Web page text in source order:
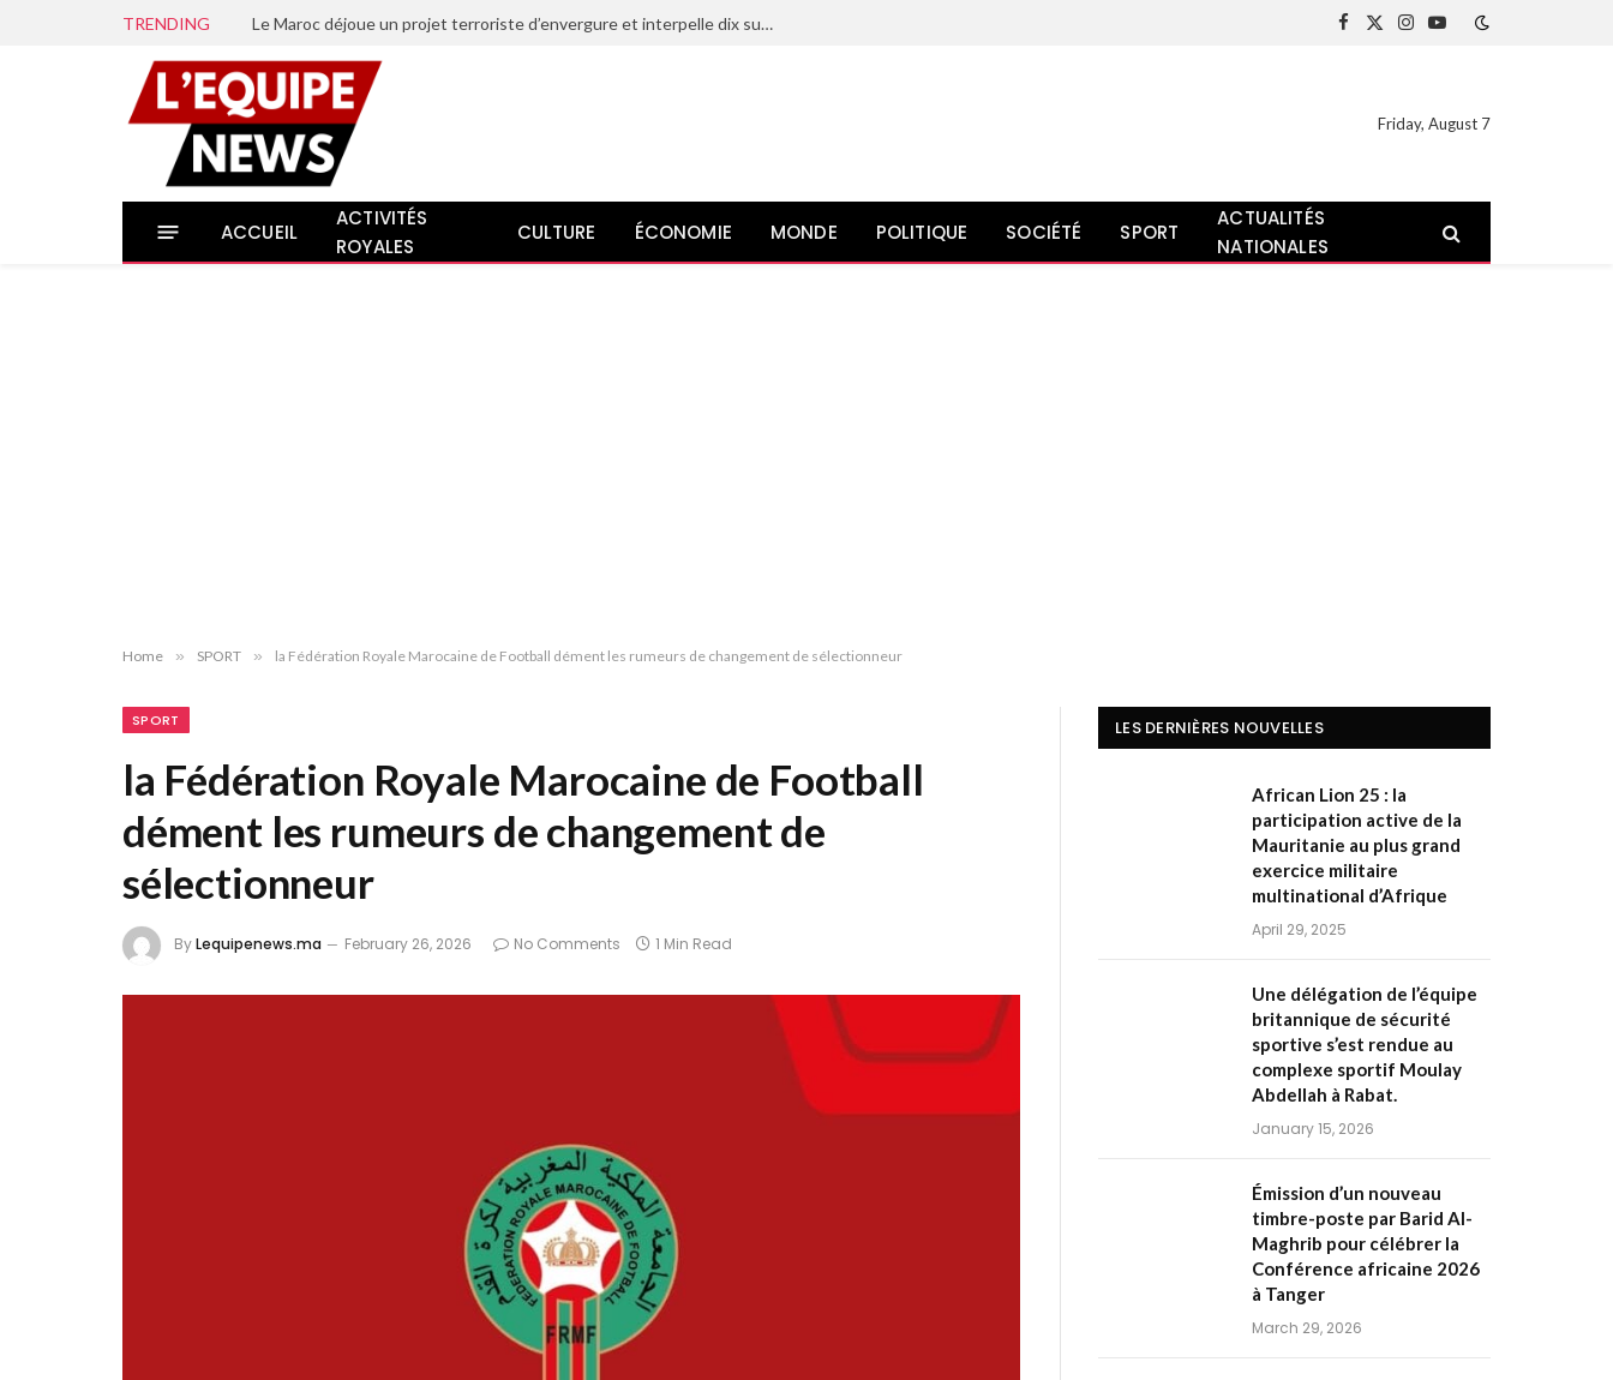
TRENDING Le Maroc déjoue un projet terroriste d’envergure et interpelle dix suspects liés à l’organisation État islamique
Facebook
X
Instagram
YouTube
Friday, August 7
ACCUEIL
ACTIVITÉS
ROYALES
CULTURE ÉCONOMIE MONDE POLITIQUE SOCIÉTÉ SPORT
ACTUALITÉS
NATIONALES
Home » SPORT » la Fédération Royale Marocaine de Football dément les rumeurs de changement de sélectionneur
SPORT
la Fédération Royale Marocaine de Football
dément les rumeurs de changement de
sélectionneur
ByLequipenews.ma February 26, 2026 No Comments 1 Min Read
LES DERNIÈRES NOUVELLES
African Lion 25 : la
participation active de la
Mauritanie au plus grand
exercice militaire
multinational d’Afrique
April 29, 2025
Une délégation de l’équipe
britannique de sécurité
sportive s’est rendue au
complexe sportif Moulay
Abdellah à Rabat.
January 15, 2026
Émission d’un nouveau
timbre-poste par Barid Al-
Maghrib pour célébrer la
Conférence africaine 2026
à Tanger
March 29, 2026